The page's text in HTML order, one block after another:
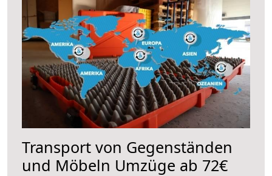
Transport von Gegenständen
und Möbeln Umzüge ab 72€